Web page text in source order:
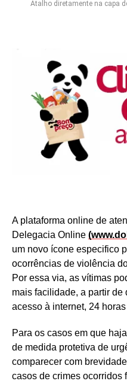
Atalho diretamente na capa
A plataforma online de
Delegacia Online
um novo ícone especifico
ocorrências de violência
Por essa via, as vítimas
mais facilidade, a partir
acesso à internet, 24
Para os casos em que
de medida protetiva de
comparecer com
casos de crimes ocorridos